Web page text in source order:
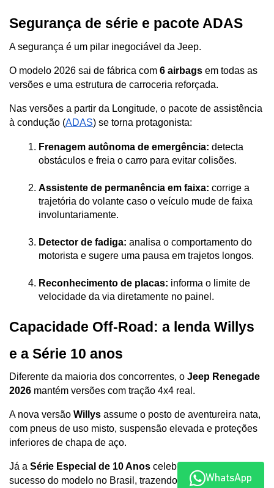
Segurança de série e pacote ADAS
A segurança é um pilar inegociável da Jeep.
O modelo 2026 sai de fábrica com 6 airbags em todas as
versões e uma estrutura de carroceria reforçada.
Nas versões a partir da Longitude, o pacote de assistência
à condução (ADAS) se torna protagonista:
Frenagem autônoma de emergência: detecta
obstáculos e freia o carro para evitar colisões.
Assistente de permanência em faixa: corrige a
trajetória do volante caso o veículo mude de faixa
involuntariamente.
Detector de fadiga: analisa o comportamento do
motorista e sugere uma pausa em trajetos longos.
Reconhecimento de placas: informa o limite de
velocidade da via diretamente no painel.
Capacidade Off-Road: a lenda Willys
e a Série 10 anos
Diferente da maioria dos concorrentes, o Jeep Renegade
2026 mantém versões com tração 4x4 real.
A nova versão Willys assume o posto de aventureira nata,
com pneus de uso misto, suspensão elevada e proteções
inferiores de chapa de aço.
Já a Série Especial de 10 Anos celebra a década de
sucesso do modelo no Brasil, trazendo detalhes estéticos
WhatsApp